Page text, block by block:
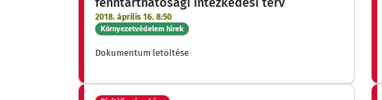
2018. április 16. 8:50
Környezetvédelem hírek
Dokumentum letöltése